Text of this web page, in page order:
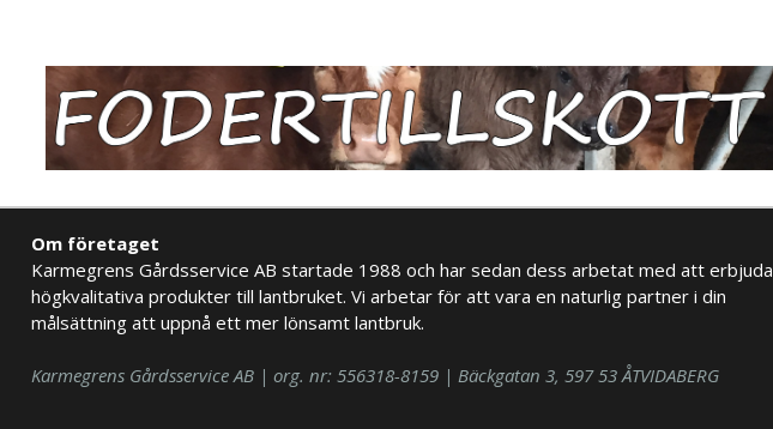
Om företaget
Karmegrens Gårdsservice AB startade 1988 och har sedan dess arbetat med att erbjuda
högkvalitativa produkter till lantbruket. Vi arbetar för att vara en naturlig partner i din
målsättning att uppnå ett mer lönsamt lantbruk.
Karmegrens Gårdsservice AB | org. nr: 556318-8159 | Bäckgatan 3, 597 53 ÅTVIDABERG